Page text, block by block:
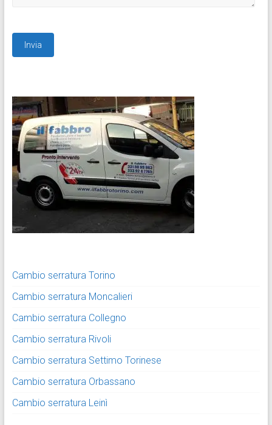
Cambio serratura Torino
Cambio serratura Moncalieri
Cambio serratura Collegno
Cambio serratura Rivoli
Cambio serratura Settimo Torinese
Cambio serratura Orbassano
Cambio serratura Leinì